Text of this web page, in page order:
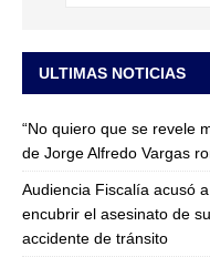
ULTIMAS NOTICIAS
“No quiero que se revele
de Jorge Alfredo Vargas
Audiencia Fiscalía acusó
encubrir el asesinato de
accidente de tránsito